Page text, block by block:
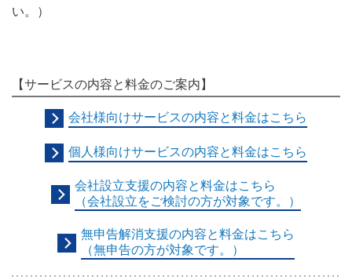
い。）
【サービスの内容と料金のご案内】
会社様向けサービスの内容と料金はこちら
個人様向けサービスの内容と料金はこちら
会社設立支援の内容と料金はこちら
（会社設立をご検討の方が対象です。）
無申告解消支援の内容と料金はこちら
（無申告の方が対象です。）